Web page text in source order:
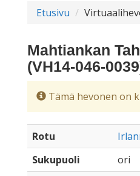
Etusivu
Mahtiankan
(VH14-046-
Tämä hevonen on
Rotu
Sukupuoli
ori